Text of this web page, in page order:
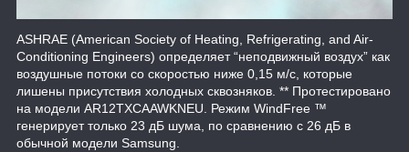
ASHRAE (American Society of Heating, Refrigerating, and Air-
Conditioning Engineers) определяет “неподвижный воздух” как
воздушные потоки со скоростью ниже 0,15 м/с, которые
лишены присутствия холодных сквозняков. ** Протестировано
на модели AR12TXCAAWKNEU. Режим WindFree ™
генерирует только 23 дБ шума, по сравнению с 26 дБ в
обычной модели Samsung.